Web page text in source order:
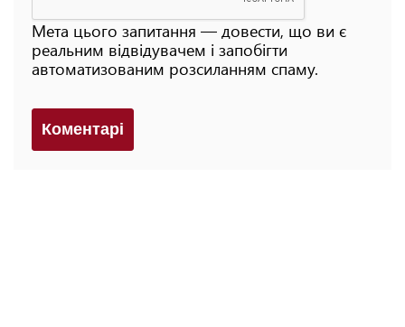
Мета цього запитання — довести, що ви є
реальним відвідувачем і запобігти
автоматизованим розсиланням спаму.
Коментарi